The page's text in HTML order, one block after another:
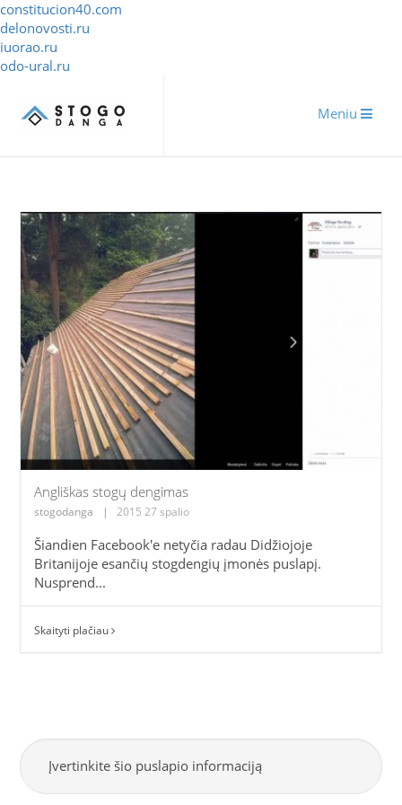
constitucion40.com
delonovosti.ru
iuorao.ru
odo-ural.ru
Meniu
Angliškas stogų dengimas
stogodanga | 2015 27 spalio
Šiandien Facebook'e netyčia radau Didžiojoje
Britanijoje esančių stogdengių įmonės puslapį.
Nusprend...
Skaityti plačiau
Įvertinkite šio puslapio informaciją